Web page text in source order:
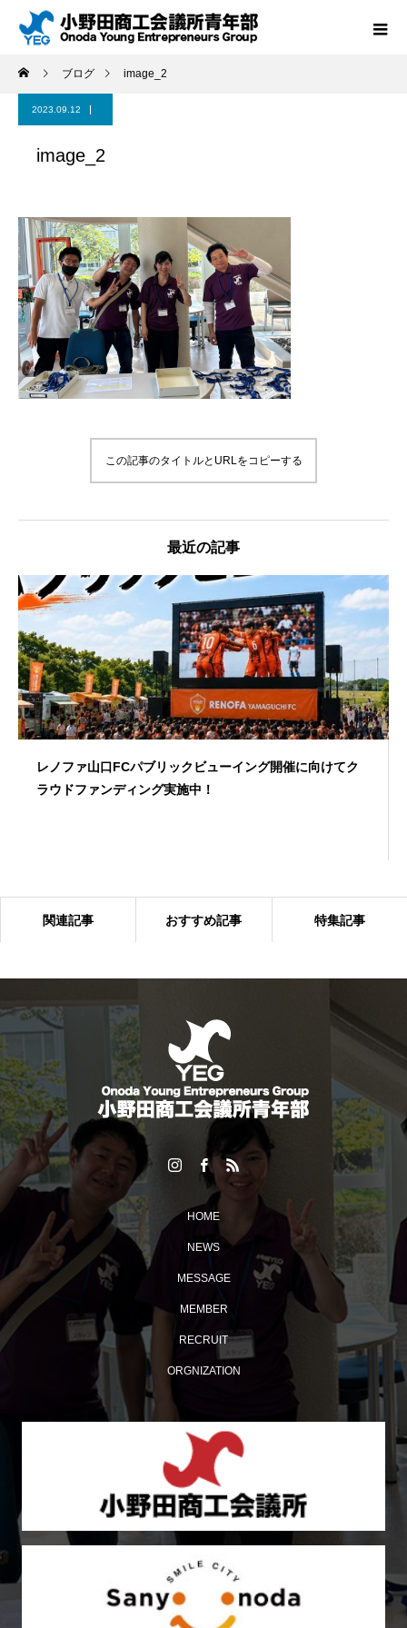
ブログ image_2
2023.09.12
image_2
この記事のタイトルとURLをコピーする
最近の記事
レノファ山口FCパブリックビューイング開催に向けてク
ラウドファンディング実施中！
「6団体親睦ゴルフ大会」を開催しました！
多くの来場者でにぎわった「おのだ七夕まつり」開催！
【おのだ七夕まつり2026】ケント・モリが小野田にやっ
関連記事 おすすめ記事 特集記事
HOME
NEWS
MESSAGE
MEMBER
RECRUIT
ORGNIZATION